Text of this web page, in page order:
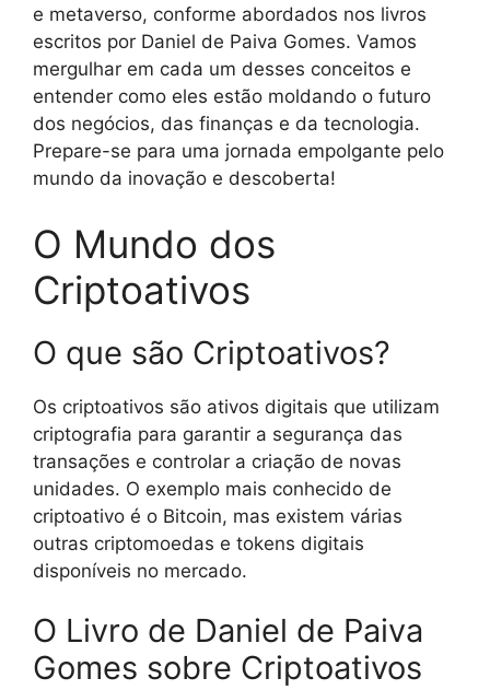
e metaverso, conforme abordados nos livros
escritos por Daniel de Paiva Gomes. Vamos
mergulhar em cada um desses conceitos e
entender como eles estão moldando o futuro
dos negócios, das finanças e da tecnologia.
Prepare-se para uma jornada empolgante pelo
mundo da inovação e descoberta!
O Mundo dos
Criptoativos
O que são Criptoativos?
Os criptoativos são ativos digitais que utilizam
criptografia para garantir a segurança das
transações e controlar a criação de novas
unidades. O exemplo mais conhecido de
criptoativo é o Bitcoin, mas existem várias
outras criptomoedas e tokens digitais
disponíveis no mercado.
O Livro de Daniel de Paiva
Gomes sobre Criptoativos